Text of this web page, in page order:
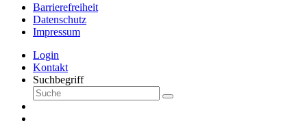
Barrierefreiheit
Datenschutz
Impressum
Login
Kontakt
Suchbegriff